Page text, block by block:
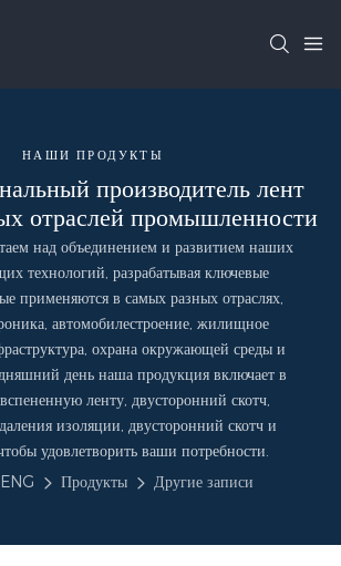
НАШИ ПРОДУКТЫ
производитель лент
отраслей промышленности
над объединением и развитием наших
технологий, разрабатывая ключевые
применяются в самых разных отраслях,
автомобилестроение, жилищное
охрана окружающей среды и
день наша продукция включает в
ленту, двусторонний скотч,
изоляции, двусторонний скотч и
удовлетворить ваши потребности.
Продукты Другие записи